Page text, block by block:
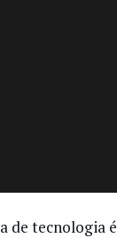
de tecnologia é